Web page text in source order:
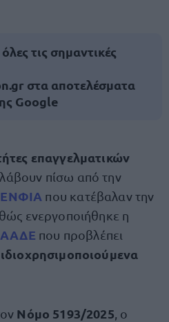
τις σημαντικές
στα αποτελέσματα
Google
επαγγελματικών
πίσω από την
ΕΝΦΙΑ που κατέβαλαν την
ενεργοποιήθηκε η
ΑΑΔΕ που προβλέπει
ιδιοχρησιμοποιούμενα
Νόμο 5193/2025 , ο